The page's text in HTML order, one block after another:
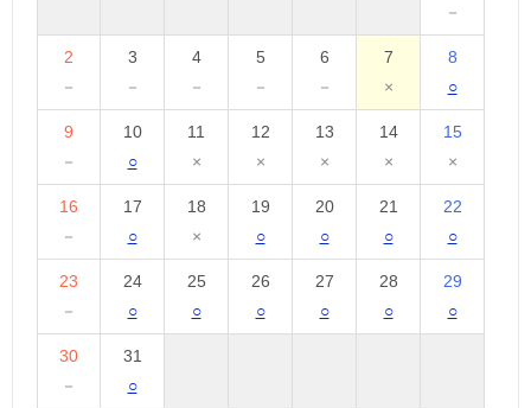
－
2
－
3
－
4
－
5
－
6
－
7
×
8
○
9
－
10
○
11
×
12
×
13
×
14
×
15
×
16
－
17
○
18
×
19
○
20
○
21
○
22
○
23
－
24
○
25
○
26
○
27
○
28
○
29
○
30
－
31
○